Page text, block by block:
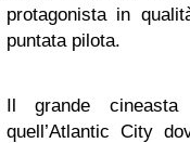
protagonista in
puntata pilota.
Il grande
quell’Atlantic City